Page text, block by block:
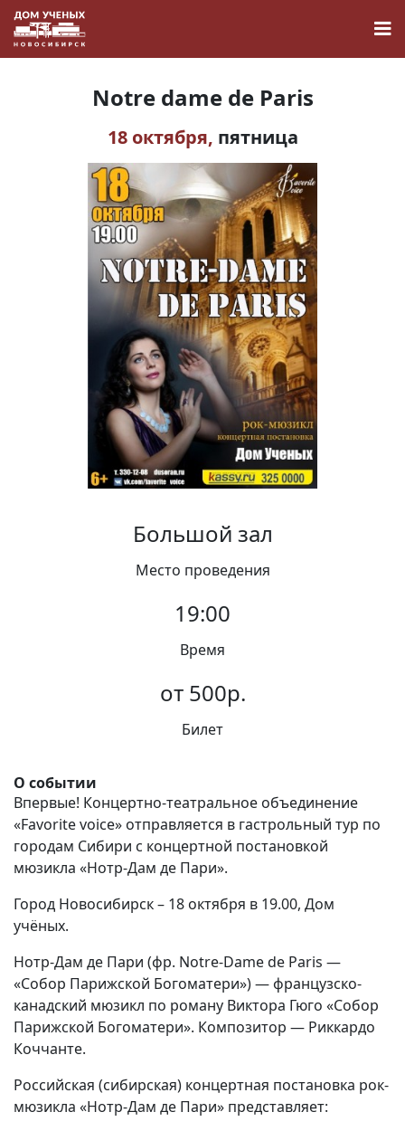
Новости
Наука
О Доме учёных
Виртуальный тур
Контакты
Вакансии
Notre dame de Paris
18 октября, пятница
Большой зал
Место проведения
19:00
Время
от 500р.
Билет
О событии
Впервые! Концертно-театральное объединение
«Favorite voice» отправляется в гастрольный тур по
городам Сибири с концертной постановкой
мюзикла «Нотр-Дам де Пари».
Город Новосибирск – 18 октября в 19.00, Дом
учёных.
Нотр-Дам де Пари (фр. Notre-Dame de Paris —
«Собор Парижской Богоматери») — французско-
канадский мюзикл по роману Виктора Гюго «Собор
Парижской Богоматери». Композитор — Риккардо
Коччанте.
Российская (сибирская) концертная постановка рок-
мюзикла «Нотр-Дам де Пари» представляет: